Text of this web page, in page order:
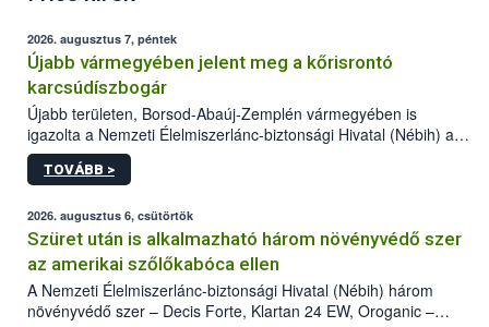
2026. augusztus 7, péntek
Újabb vármegyében jelent meg a kőrisrontó
karcsúdíszbogár
Újabb területen, Borsod-Abaúj-Zemplén vármegyében is
igazolta a Nemzeti Élelmiszerlánc-biztonsági Hivatal (Nébih) a
kőrisrontó karcsúdíszbogár (Agrilus planipennis) jelenlétét. A
kártevőt nem csak színcsapdában találták meg, de már fertőzött
az intenzív felderítést, emellett az intézkedéseket a szlovák
hatósággal is összehangolják a terjedés megállítása érdekében.
TOVÁBB >
2026. augusztus 6, csütörtök
Szüret után is alkalmazható három növényvédő szer
az amerikai szőlőkabóca ellen
A Nemzeti Élelmiszerlánc-biztonsági Hivatal (Nébih) három
növényvédő szer – Decis Forte, Klartan 24 EW, Oroganic –